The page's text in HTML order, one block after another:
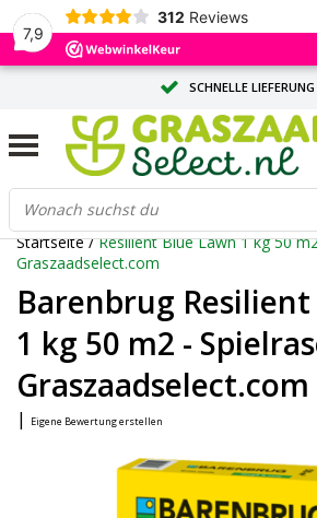
7,9
312 Reviews
SCHNELLE LIEFERUNG
MASSGESCHNEIDERTE BERATUNG DURCH
GROSSE MENGE? ANGEBOT
Startseite/Resilient Blue Lawn 1 kg 50
Graszaadselect.com
Barenbrug
1 kg 50 m2 -
Graszaadselect.com
| Eigene Bewertung erstellen